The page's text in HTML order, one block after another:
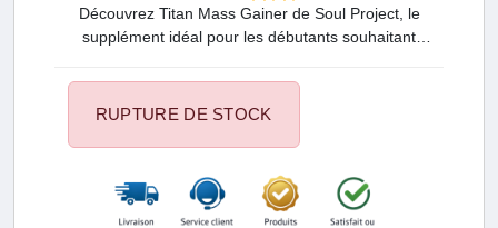
Découvrez Titan Mass Gainer de Soul Project, le
supplément idéal pour les débutants souhaitant
volume et énergie avec des résultats nets et durables,
ce gainer associe protéines, créatine et glucides
RUPTURE DE STOCK